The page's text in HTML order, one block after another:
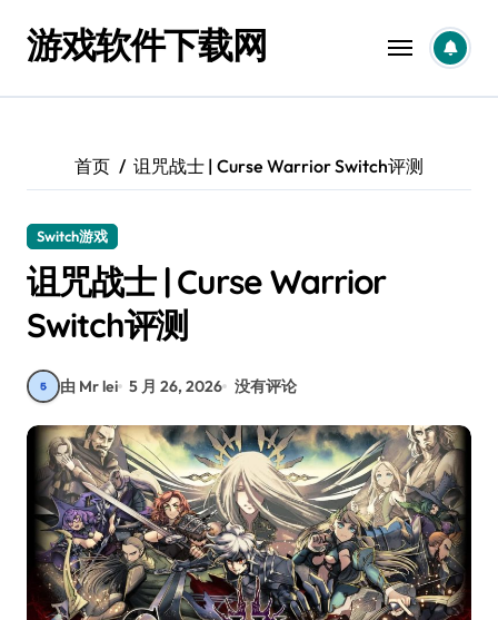
游戏软件下载网
首页 诅咒战士 | Curse Warrior Switch评测
Switch游戏
诅咒战士 | Curse Warrior
Switch评测
由 Mr lei 5 月 26, 2026 没有评论